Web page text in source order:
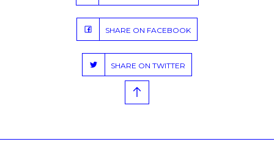
SHARE ON FACEBOOK
SHARE ON TWITTER